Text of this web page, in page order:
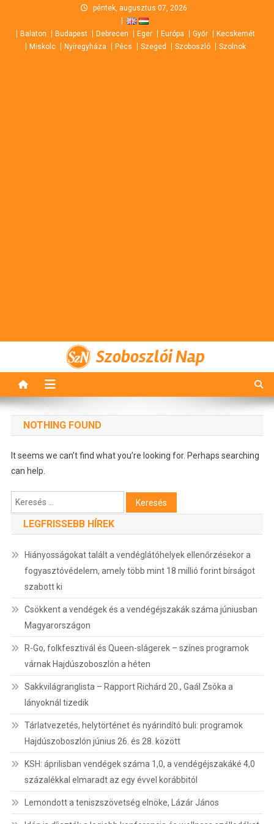
content
péntek, augusztus 07, 2026
Balaton Budapest Debrecen Eger Európa Győr
Kecskemét
Miskolc
Nyíregyháza Pécs Szeged Szoboszló Szolnok
Szoboszlói Nap
NOTHING FOUND
It seems we can’t find what you’re looking for. Perhaps searching
can help.
Keresés:
LEGFRISSEBB HÍREK
Hiányosságokat talált a vendéglátóhelyek ellenőrzésekor a
fogyasztóvédelem, amely több mint 18 millió forint bírságot
szabott ki
Csökkent a vendégek és a vendégéjszakák száma júniusban
Magyarországon
R-Go, folkfesztivál és Queen-slágerek – színes programok
várnak Hajdúszoboszlón a héten
Sakkvilágranglista – Rapport Richárd 20., Gaál Zsóka a
lányoknál tizedik
Tárlatvezetés, helytörténet és nyárindító buli: programok
Hajdúszoboszlón június 26. és 28. között
KSH: áprilisban vendégek száma 1,0, a vendégéjszakáké 4,0
százalékkal elmaradt az egy évvel korábbitól
Lemondott a teniszszövetség elnöke, Lázár János